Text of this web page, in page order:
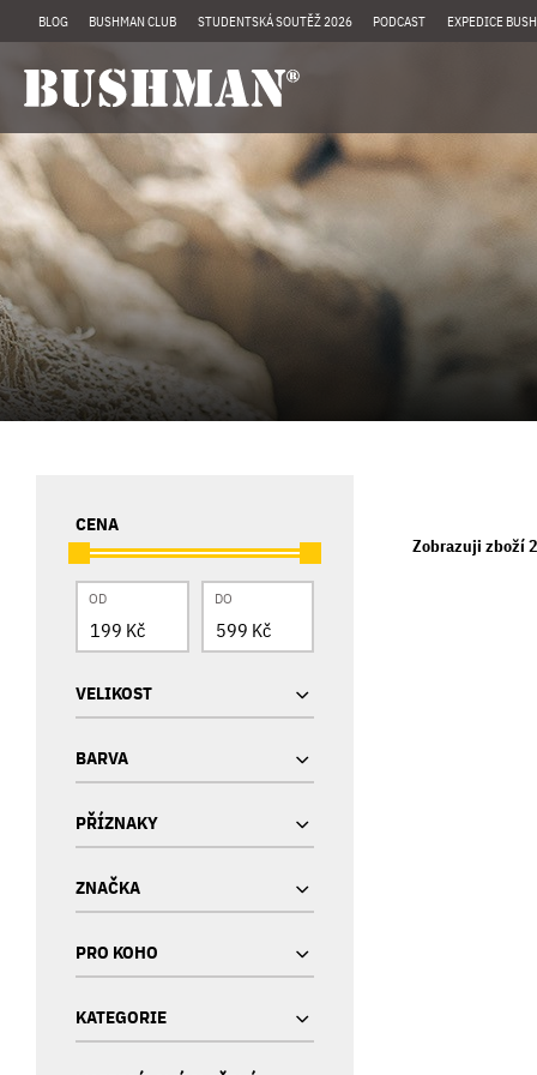
BLOG BUSHMAN CLUB STUDENTSKÁ SOUTĚŽ 2026 PODCAST EXPEDICE
CENA
OD DO
VELIKOST
BARVA
PŘÍZNAKY
ZNAČKA
PRO KOHO
KATEGORIE
Zobrazuji zboží